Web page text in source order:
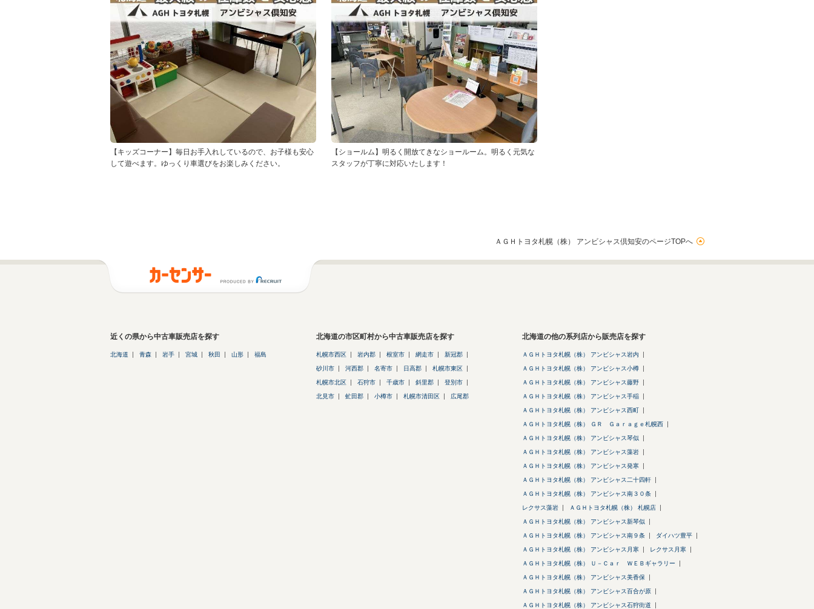
【キッズコーナー】毎日お手入れしているので、お子様も安心
して遊べます。ゆっくり車選びをお楽しみください。
【ショールム】明るく開放てきなショールーム。明るく元気な
スタッフが丁寧に対応いたします！
ＡＧＨトヨタ札幌（株） アンビシャス倶知安のページTOPへ
近くの県から中古車販売店を探す
北海道 青森 岩手 宮城 秋田 山形 福島
北海道の市区町村から中古車販売店を探す
札幌市西区 岩内郡 根室市 網走市 新冠郡
砂川市 河西郡 名寄市 日高郡 札幌市東区
札幌市北区 石狩市 千歳市 斜里郡 登別市
北見市 虻田郡 小樽市 札幌市清田区 広尾郡
北海道の他の系列店から販売店を探す
ＡＧＨトヨタ札幌（株） アンビシャス岩内
ＡＧＨトヨタ札幌（株） アンビシャス小樽
ＡＧＨトヨタ札幌（株） アンビシャス藤野
ＡＧＨトヨタ札幌（株） アンビシャス手稲
ＡＧＨトヨタ札幌（株） アンビシャス西町
ＡＧＨトヨタ札幌（株） ＧＲ Ｇａｒａｇｅ札幌西
ＡＧＨトヨタ札幌（株） アンビシャス琴似
ＡＧＨトヨタ札幌（株） アンビシャス藻岩
ＡＧＨトヨタ札幌（株） アンビシャス発寒
ＡＧＨトヨタ札幌（株） アンビシャス二十四軒
ＡＧＨトヨタ札幌（株） アンビシャス南３０条
レクサス藻岩 ＡＧＨトヨタ札幌（株） 札幌店
ＡＧＨトヨタ札幌（株） アンビシャス新琴似
ＡＧＨトヨタ札幌（株） アンビシャス南９条 ダイハツ豊平
ＡＧＨトヨタ札幌（株） アンビシャス月寒 レクサス月寒
ＡＧＨトヨタ札幌（株） Ｕ－Ｃａｒ ＷＥＢギャラリー
ＡＧＨトヨタ札幌（株） アンビシャス美香保
ＡＧＨトヨタ札幌（株） アンビシャス百合が原
ＡＧＨトヨタ札幌（株） アンビシャス石狩街道